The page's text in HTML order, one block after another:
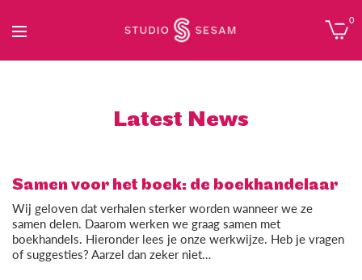
0
Latest News
Samen voor het boek: de boekhandelaar
Wij geloven dat verhalen sterker worden wanneer we ze
samen delen. Daarom werken we graag samen met
boekhandels. Hieronder lees je onze werkwijze. Heb je vragen
of suggesties? Aarzel dan zeker niet…